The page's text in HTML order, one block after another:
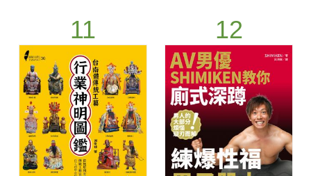
11 12